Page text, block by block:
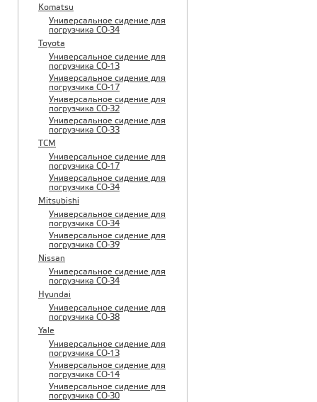
Komatsu
Универсальное сидение для
погрузчика CO-34
Toyota
Универсальное сидение для
погрузчика CO-13
Универсальное сидение для
погрузчика CO-17
Универсальное сидение для
погрузчика CO-32
Универсальное сидение для
погрузчика CO-33
TCM
Универсальное сидение для
погрузчика CO-17
Универсальное сидение для
погрузчика CO-34
Mitsubishi
Универсальное сидение для
погрузчика CO-34
Универсальное сидение для
погрузчика CO-39
Nissan
Универсальное сидение для
погрузчика CO-34
Hyundai
Универсальное сидение для
погрузчика CO-38
Yale
Универсальное сидение для
погрузчика CO-13
Универсальное сидение для
погрузчика CO-14
Универсальное сидение для
погрузчика CO-30